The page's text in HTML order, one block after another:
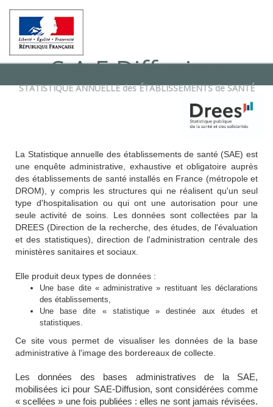
S.A.E Diffusion
STATISTIQUE ANNUELLEdesÉTABLISSEMENTSdeSANTÉ
La Statistique annuelle des établissements de santé (SAE) est
une enquête administrative, exhaustive et obligatoire auprès
des établissements de santé installés en France (métropole et
DROM), y compris les structures qui ne réalisent qu'un seul
type d'hospitalisation ou qui ont une autorisation pour une
seule activité de soins. Les données sont collectées par la
DREES (Direction de la recherche, des études, de l'évaluation
et des statistiques), direction de l'administration centrale des
ministères sanitaires et sociaux.
Elle produit deux types de données :
Une base dite « administrative » restituant les déclarations
des établissements,
Une base dite « statistique » destinée aux études et
statistiques.
Ce site vous permet de visualiser les données de la base
administrative à l'image des bordereaux de collecte.
Les données des bases administratives de la SAE,
mobilisées ici pour SAE-Diffusion, sont considérées comme
« scellées » une fois publiées : elles ne sont jamais révisées.